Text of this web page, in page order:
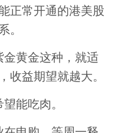
正常开通的港美股
黄金这种，就适
益期望就越大。
能吃肉。